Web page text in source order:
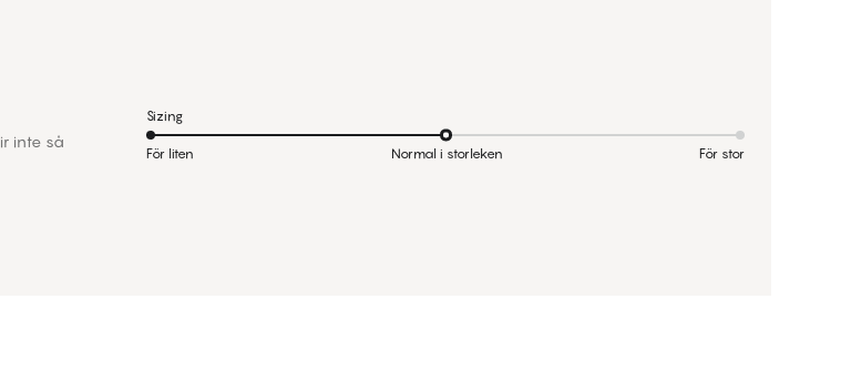
inte så
Sizing
För liten Normal i storleken För stor